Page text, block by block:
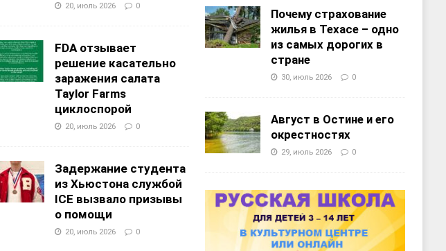
20, июль 2026 0
FDA отзывает
решение касательно
заражения салата
Taylor Farms
циклоспорой
20, июль 2026 0
Задержание студента
из Хьюстона службой
ICE вызвало призывы
о помощи
20, июль 2026 0
Почему страхование
жилья в Техасе – одно
из самых дорогих в
стране
30, июль 2026 0
Август в Остине и его
окрестностях
29, июль 2026 0